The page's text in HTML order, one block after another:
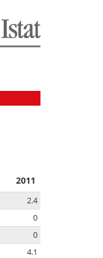
2011
2.4
0
0
4.1